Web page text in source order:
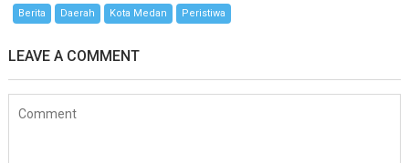
Berita Daerah Kota Medan Peristiwa
LEAVE A COMMENT